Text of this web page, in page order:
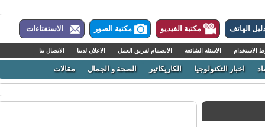
الهاتف مكتبة الفيديو مكتبة الصور الاستفتاءات
الاسئلة الشائعة الانضمام لفريق العمل الاعلان لدينا الاتصال بنا
اخبار التكنولوجيا الكاريكاتير الصحة و الجمال مقالات